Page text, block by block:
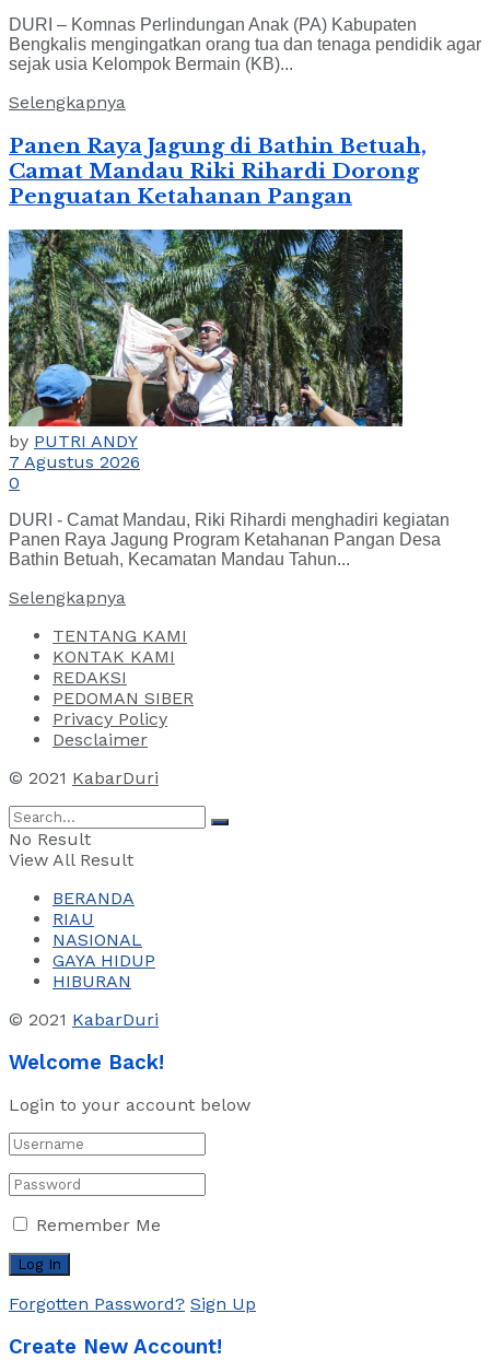
DURI – Komnas Perlindungan Anak (PA) Kabupaten
Bengkalis mengingatkan orang tua dan tenaga pendidik agar
sejak usia Kelompok Bermain (KB)...
Selengkapnya
Panen Raya Jagung di Bathin Betuah,
Camat Mandau Riki Rihardi Dorong
Penguatan Ketahanan Pangan
by PUTRI ANDY
7 Agustus 2026
0
DURI - Camat Mandau, Riki Rihardi menghadiri kegiatan
Panen Raya Jagung Program Ketahanan Pangan Desa
Bathin Betuah, Kecamatan Mandau Tahun...
Selengkapnya
TENTANG KAMI
KONTAK KAMI
REDAKSI
PEDOMAN SIBER
Privacy Policy
Desclaimer
© 2021 KabarDuri
No Result
View All Result
BERANDA
RIAU
NASIONAL
GAYA HIDUP
HIBURAN
© 2021 KabarDuri
Welcome Back!
Login to your account below
Remember Me
Forgotten Password? Sign Up
Create New Account!